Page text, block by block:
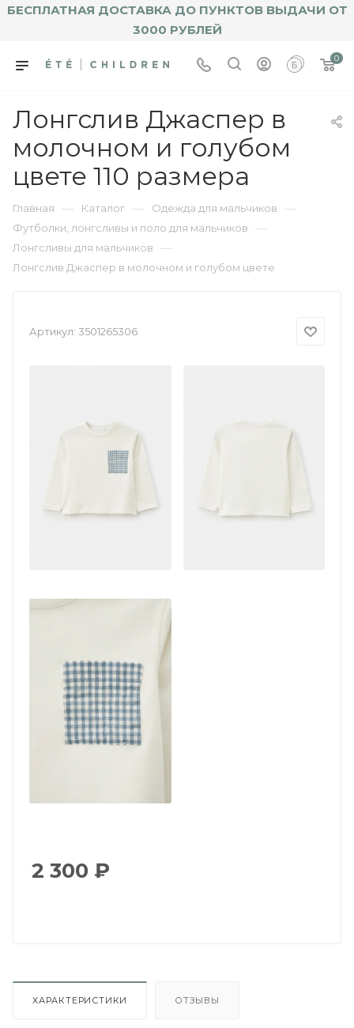
БЕСПЛАТНАЯ ДОСТАВКА ДО ПУНКТОВ ВЫДАЧИ ОТ
3000 РУБЛЕЙ
0
Лонгслив Джаспер в
молочном и голубом
цвете 110 размера
Главная — Каталог — Одежда для мальчиков —
Футболки, лонгсливы и поло для мальчиков —
Лонгсливы для мальчиков —
Лонгслив Джаспер в молочном и голубом цвете
Артикул: 3501265306
2 300 ₽
ХАРАКТЕРИСТИКИ ОТЗЫВЫ